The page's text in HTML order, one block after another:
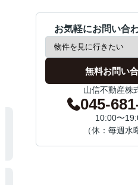
お気軽にお問い合
無料お問い
山信不動産株
045-
10:00〜
（休：毎週水